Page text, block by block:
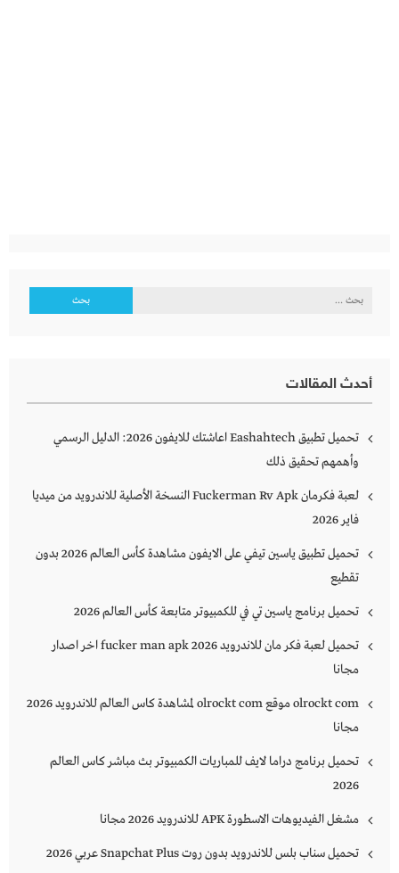
البحث
أحدث المقالات
تحميل تطبيق Eashahtech اعاشتك للايفون 2026: الدليل الرسمي
وأهمهم تحقيق ذلك
لعبة فكرمان Fuckerman Rv Apk النسخة الأصلية للاندرويد من ميديا
فاير 2026
تحميل تطبيق ياسين تيفي على الايفون مشاهدة كأس العالم 2026 بدون
تقطيع
تحميل برنامج ياسين تي في للكمبيوتر متابعة كأس العالم 2026
تحميل لعبة فكر مان للاندرويد 2026 fucker man apk اخر اصدار
مجانا
olrockt com موقع olrockt com لمشاهدة كاس العالم للاندرويد 2026
مجانا
تحميل برنامج دراما لايف للمباريات الكمبيوتر بث مباشر كاس العالم
2026
مشغل الفيديوهات الاسطورة APK للاندرويد 2026 مجانا
تحميل سناب بلس للاندرويد بدون روت Snapchat Plus‏ عربي 2026